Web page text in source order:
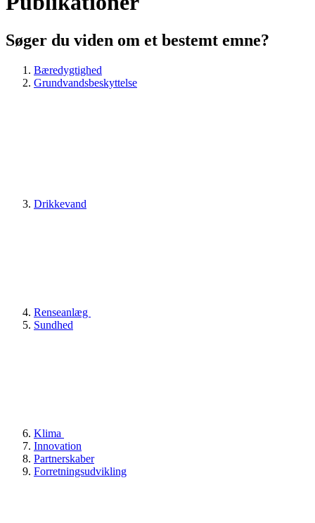
Søger du viden om et bestemt emne?
Bæredygtighed
Grundvandsbeskyttelse
Drikkevand
Renseanlæg
Sundhed
Klima
Innovation
Partnerskaber
Forretningsudvikling